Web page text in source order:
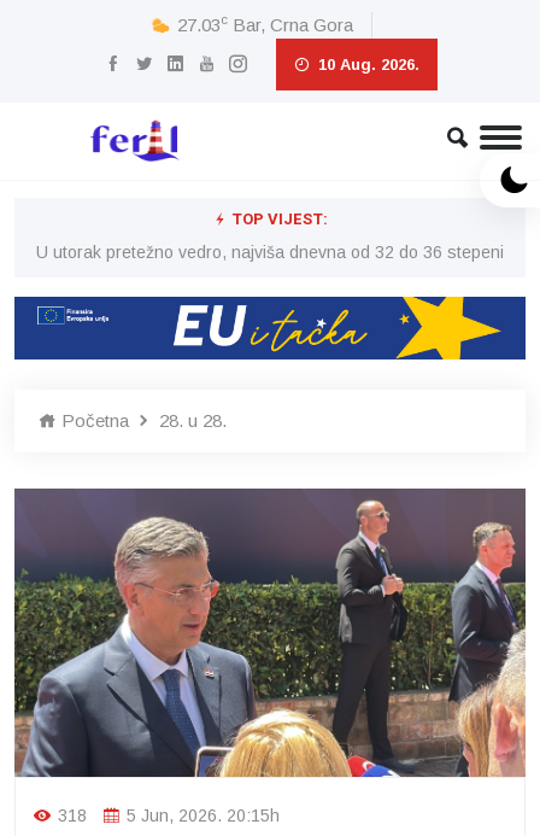
27.03c Bar, Crna Gora
10 Aug. 2026.
TOP VIJEST:
U utorak pretežno vedro, najviša dnevna od 32 do 36 stepeni
Početna 28. u 28.
318 5 Jun, 2026. 20:15h